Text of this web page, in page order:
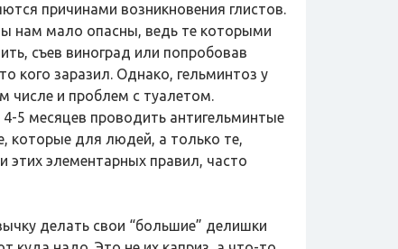
причинами возникновения глистов.
нам мало опасны, ведь те которыми
съев виноград или попробовав
кого заразил. Однако, гельминтоз у
числе и проблем с туалетом.
5 месяцев проводить антигельминтые
которые для людей, а только те,
элементарных правил, часто
делать свои “большие” делишки